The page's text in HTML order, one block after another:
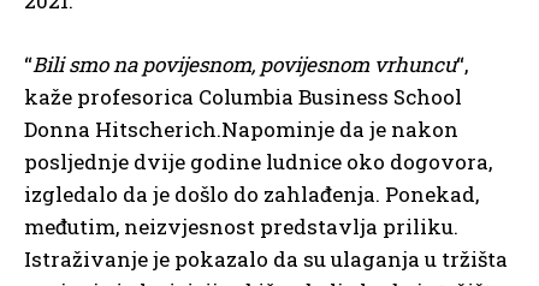
“Bili smo na povijesnom, povijesnom vrhuncu“,
kaže profesorica Columbia Business School
Donna Hitscherich.Napominje da je nakon
posljednje dvije godine ludnice oko dogovora,
izgledalo da je došlo do zahlađenja. Ponekad,
međutim, neizvjesnost predstavlja priliku.
Istraživanje je pokazalo da su ulaganja u tržišta